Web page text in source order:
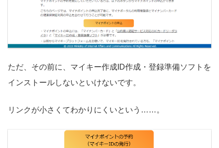
ただ、その前に、マイキー作成ID作成・登録準備ソフトを
インストールしないといけないです。
リンクが小さくてわかりにくいという……。